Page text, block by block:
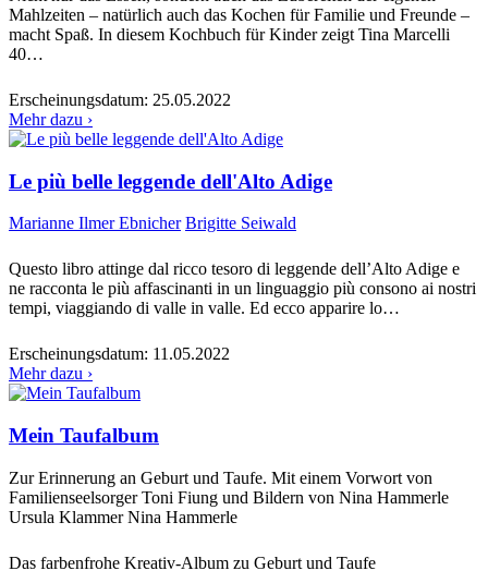
Mahlzeiten – natürlich auch das Kochen für Familie und Freunde –
macht Spaß. In diesem Kochbuch für Kinder zeigt Tina Marcelli
40…
Erscheinungsdatum: 25.05.2022
Mehr dazu ›
Le più belle leggende dell'Alto Adige
Marianne Ilmer Ebnicher Brigitte Seiwald
Questo libro attinge dal ricco tesoro di leggende dell’Alto Adige e
ne racconta le più affascinanti in un linguaggio più consono ai nostri
tempi, viaggiando di valle in valle. Ed ecco apparire lo…
Erscheinungsdatum: 11.05.2022
Mehr dazu ›
Mein Taufalbum
Zur Erinnerung an Geburt und Taufe. Mit einem Vorwort von
Familienseelsorger Toni Fiung und Bildern von Nina Hammerle
Ursula Klammer Nina Hammerle
Das farbenfrohe Kreativ-Album zu Geburt und Taufe